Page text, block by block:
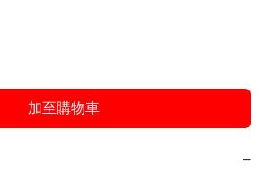
加至購物車
−